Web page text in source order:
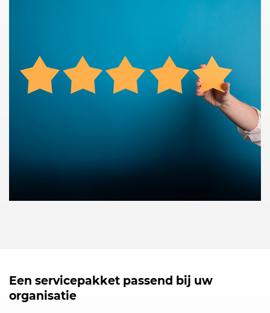
Een servicepakket passend bij uw
organisatie